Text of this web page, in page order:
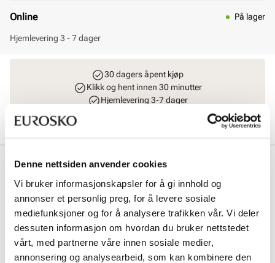
Denne nettsiden anvender cookies
Vi bruker informasjonskapsler for å gi innhold og
annonser et personlig preg, for å levere sosiale
mediefunksjoner og for å analysere trafikken vår. Vi deler
dessuten informasjon om hvordan du bruker nettstedet
vårt, med partnerne våre innen sosiale medier,
annonsering og analysearbeid, som kan kombinere den
Online På lager
Hjemlevering 3 - 7 dager
30 dagers åpent kjøp
Klikk og hent innen 30 minutter
Hjemlevering 3-7 dager
Beskrivelse
ECCO Rugged Track er lett, fleksibel og veldig komfortabel.
Overdelen består av pustende og slitesterk oljet nubuck. Yttersåle
med grovt mønster gir trekkraft i forskjellige typer værforhold.
Uttakbar yttersåle som kan skiftes ut og ikke minst luftes etter at
skoene har vært i bruk. Perfekt arbeids- og fritidssko for mannen
som foretrekker en litt kraftigere sko.